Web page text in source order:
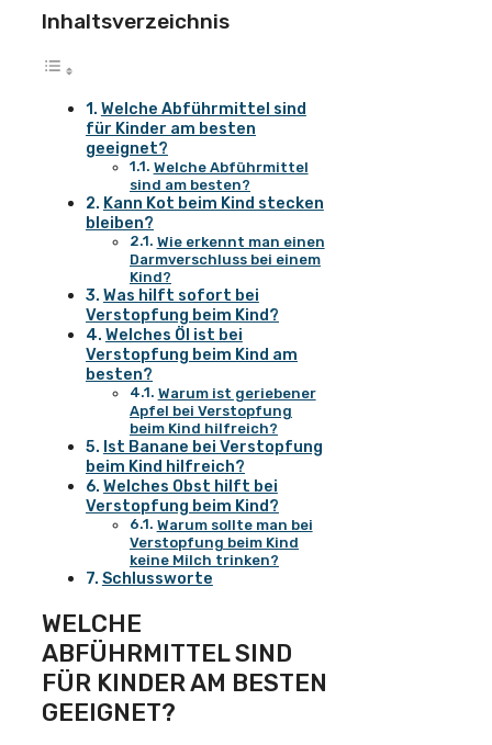
Inhaltsverzeichnis
Welche Abführmittel sind
für Kinder am besten
geeignet?
Welche Abführmittel
sind am besten?
Kann Kot beim Kind stecken
bleiben?
Wie erkennt man einen
Darmverschluss bei einem
Kind?
Was hilft sofort bei
Verstopfung beim Kind?
Welches Öl ist bei
Verstopfung beim Kind am
besten?
Warum ist geriebener
Apfel bei Verstopfung
beim Kind hilfreich?
Ist Banane bei Verstopfung
beim Kind hilfreich?
Welches Obst hilft bei
Verstopfung beim Kind?
Warum sollte man bei
Verstopfung beim Kind
keine Milch trinken?
Schlussworte
WELCHE
ABFÜHRMITTEL SIND
FÜR KINDER AM BESTEN
GEEIGNET?